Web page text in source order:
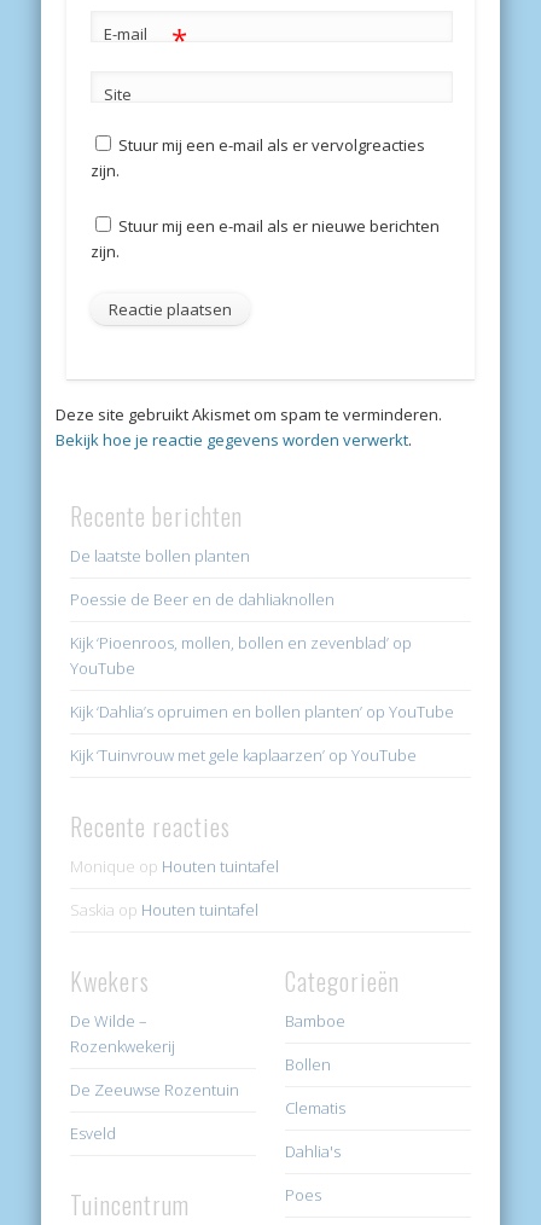
E-mail *
Site
Stuur mij een e-mail als er vervolgreacties
zijn.
Stuur mij een e-mail als er nieuwe berichten
zijn.
Deze site gebruikt Akismet om spam te verminderen.
Bekijk hoe je reactie gegevens worden verwerkt.
Recente berichten
De laatste bollen planten
Poessie de Beer en de dahliaknollen
Kijk ‘Pioenroos, mollen, bollen en zevenblad’ op
YouTube
Kijk ‘Dahlia’s opruimen en bollen planten’ op YouTube
Kijk ‘Tuinvrouw met gele kaplaarzen’ op YouTube
Recente reacties
Monique op Houten tuintafel
Saskia op Houten tuintafel
Kwekers
De Wilde –
Rozenkwekerij
De Zeeuwse Rozentuin
Esveld
Tuincentrum
Categorieën
Bamboe
Bollen
Clematis
Dahlia's
Poes